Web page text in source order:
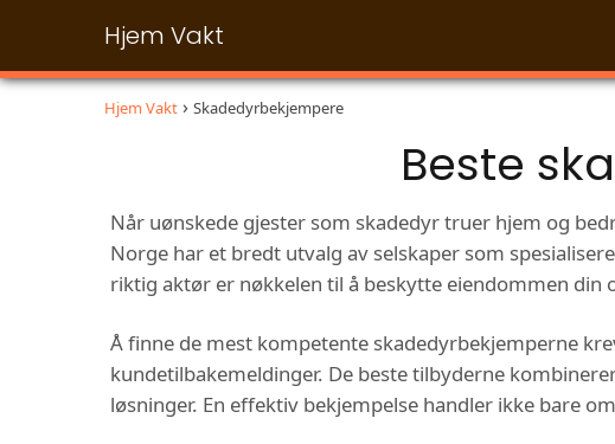
Hjem Vakt
Hjem Vakt Skadedyrbekjempere
Beste
Når uønskede gjester som skadedyr truer hjem og
Norge har et bredt utvalg av selskaper som
riktig aktør er nøkkelen til å beskytte eiendommen din
Å finne de mest kompetente skadedyrbekjemperne
kundetilbakemeldinger. De beste tilbyderne
løsninger. En effektiv bekjempelse handler ikke bare